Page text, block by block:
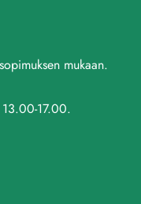
mukaan.
17.00.